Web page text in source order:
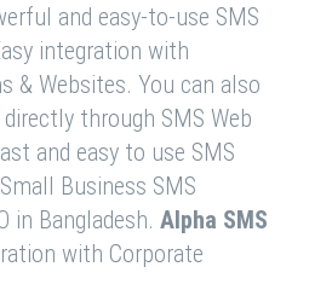
and easy-to-use SMS
integration with
& Websites. You can also
through SMS Web
and easy to use SMS
Business SMS
in Bangladesh. Alpha SMS
with Corporate